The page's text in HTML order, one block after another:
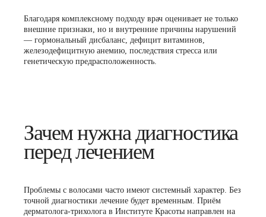
Благодаря комплексному подходу врач оценивает не только
внешние признаки, но и внутренние причины нарушений
— гормональный дисбаланс, дефицит витаминов,
железодефицитную анемию, последствия стресса или
генетическую предрасположенность.
Зачем нужна диагностика
перед лечением
Проблемы с волосами часто имеют системный характер. Без
точной диагностики лечение будет временным. Приём
дерматолога-трихолога в Институте Красоты направлен на